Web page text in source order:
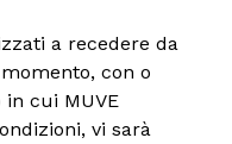
a recedere da
con o
in cui MUVE
vi sarà